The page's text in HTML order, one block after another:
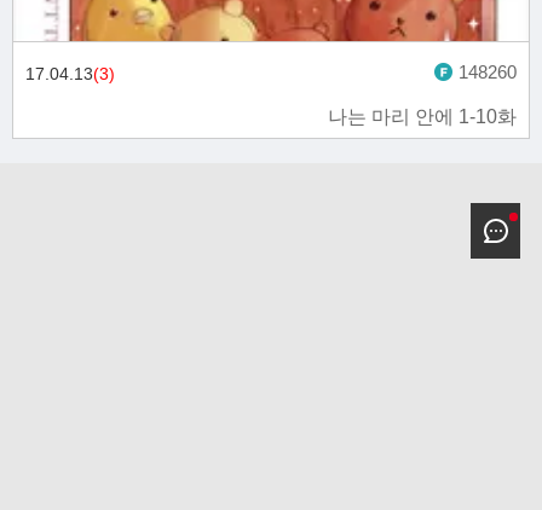
나는 마리 안에 1-10화
17.04.13(3) 148260